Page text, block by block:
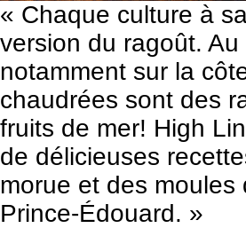
« Chaque culture à
version du ragoût. Au
notamment sur la
chaudrées sont des
fruits de mer! High
de délicieuses
morue et des moules
Prince-Édouard. »